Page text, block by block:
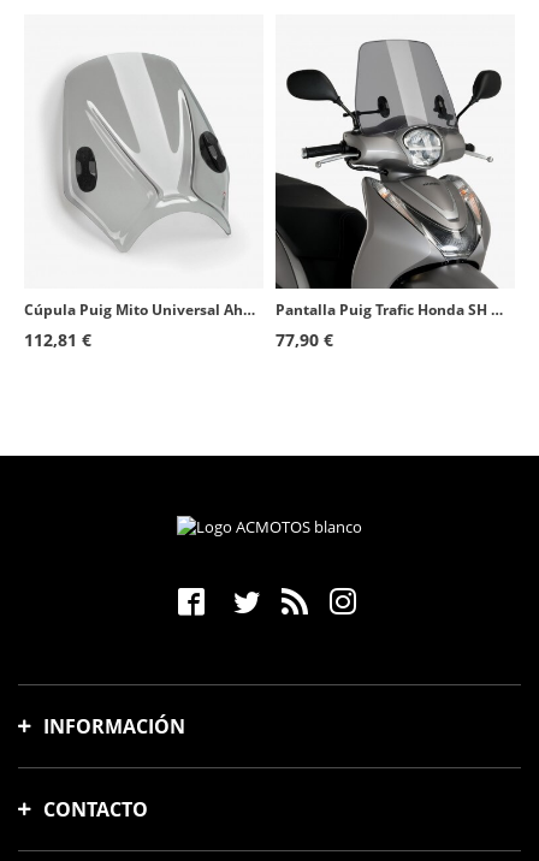
Cúpula Puig Mito Universal Ahumado 20702H
112,81 €
Pantalla Puig Trafic Honda SH Mode 125 (21-25) Ahumado 20734H
77,90 €
INFORMACIÓN
Formas de pago
CONTACTO